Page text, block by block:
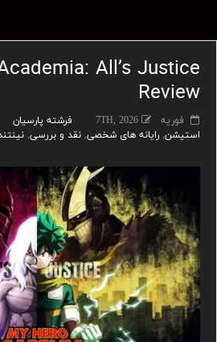
All’s Justice
Review
فوریه 7TH, 2026 فرشته پارسیان
استیشن, رایانه های شخصی, نقد و بررسی,